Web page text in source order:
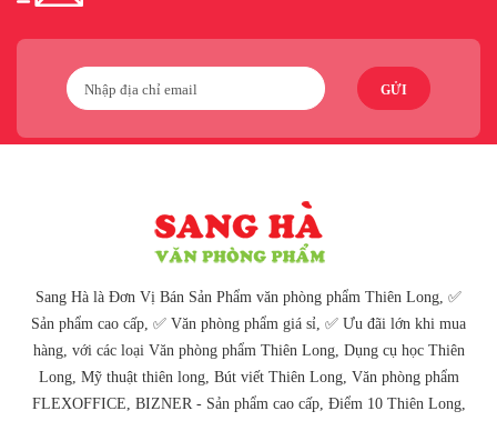
GỬI
Sang Hà là Đơn Vị Bán Sản Phẩm văn phòng phẩm Thiên Long, ✅
Sản phẩm cao cấp, ✅ Văn phòng phẩm giá sỉ, ✅ Ưu đãi lớn khi mua
hàng, với các loại Văn phòng phẩm Thiên Long, Dụng cụ học Thiên
Long, Mỹ thuật thiên long, Bút viết Thiên Long, Văn phòng phẩm
FLEXOFFICE, BIZNER - Sản phẩm cao cấp, Điểm 10 Thiên Long,